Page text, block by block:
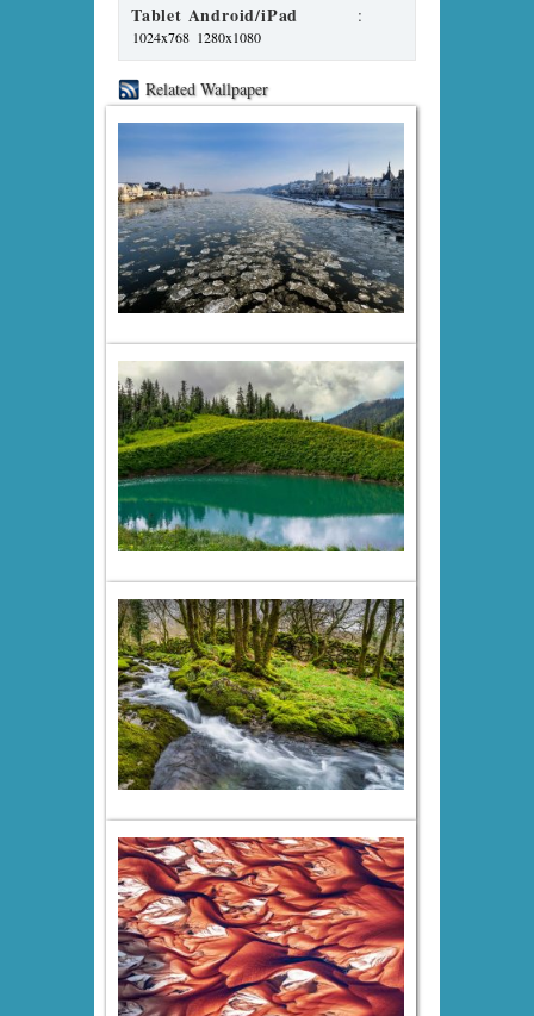
Tablet Android/iPad :
1024x768 1280x1080
Related Wallpaper